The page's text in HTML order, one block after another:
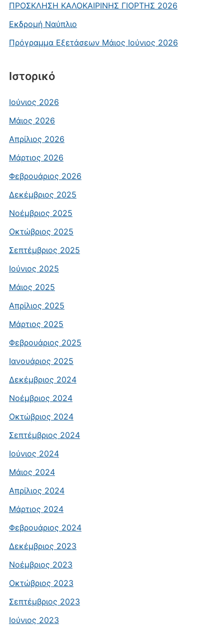
ΠΡΟΣΚΛΗΣΗ ΚΑΛΟΚΑΙΡΙΝΗΣ ΓΙΟΡΤΗΣ 2026
Εκδρομή Ναύπλιο
Πρόγραμμα Εξετάσεων Μάιος Ιούνιος 2026
Ιστορικό
Ιούνιος 2026
Μάιος 2026
Απρίλιος 2026
Μάρτιος 2026
Φεβρουάριος 2026
Δεκέμβριος 2025
Νοέμβριος 2025
Οκτώβριος 2025
Σεπτέμβριος 2025
Ιούνιος 2025
Μάιος 2025
Απρίλιος 2025
Μάρτιος 2025
Φεβρουάριος 2025
Ιανουάριος 2025
Δεκέμβριος 2024
Νοέμβριος 2024
Οκτώβριος 2024
Σεπτέμβριος 2024
Ιούνιος 2024
Μάιος 2024
Απρίλιος 2024
Μάρτιος 2024
Φεβρουάριος 2024
Δεκέμβριος 2023
Νοέμβριος 2023
Οκτώβριος 2023
Σεπτέμβριος 2023
Ιούνιος 2023